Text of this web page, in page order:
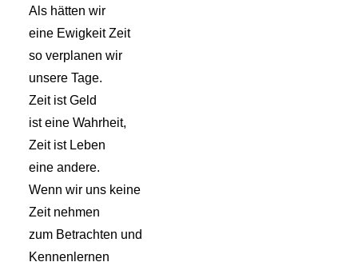
Als hätten wir
eine Ewigkeit Zeit
so verplanen wir
unsere Tage.
Zeit ist Geld
ist eine Wahrheit,
Zeit ist Leben
eine andere.
Wenn wir uns keine
Zeit nehmen
zum Betrachten und
Kennenlernen